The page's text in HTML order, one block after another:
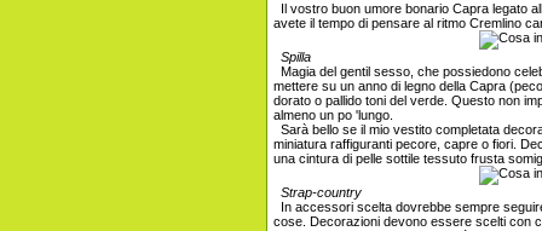
Il vostro buon umore bonario Capra legato
avete il tempo di pensare al ritmo Cremlino
Spilla
Magia del gentil sesso, che possiedono
mettere su un anno di legno della Capra
dorato o pallido toni del verde. Questo non
almeno un po 'lungo.
Sarà bello se il mio vestito completata
miniatura raffiguranti pecore, capre o fiori.
una cintura di pelle sottile tessuto frusta
Strap-country
In accessori scelta dovrebbe sempre
cose. Decorazioni devono essere scelti con